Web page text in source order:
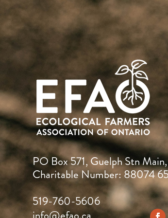
PO Box 571, Guelph Stn
Charitable Number: 88074
519-760-5606